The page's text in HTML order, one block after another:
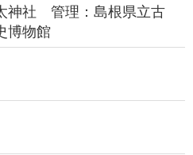
神社 管理：島根県立古
博物館